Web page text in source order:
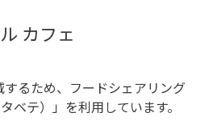
カフェ
るため、フードシェアリング
ベテ）」を利用しています。